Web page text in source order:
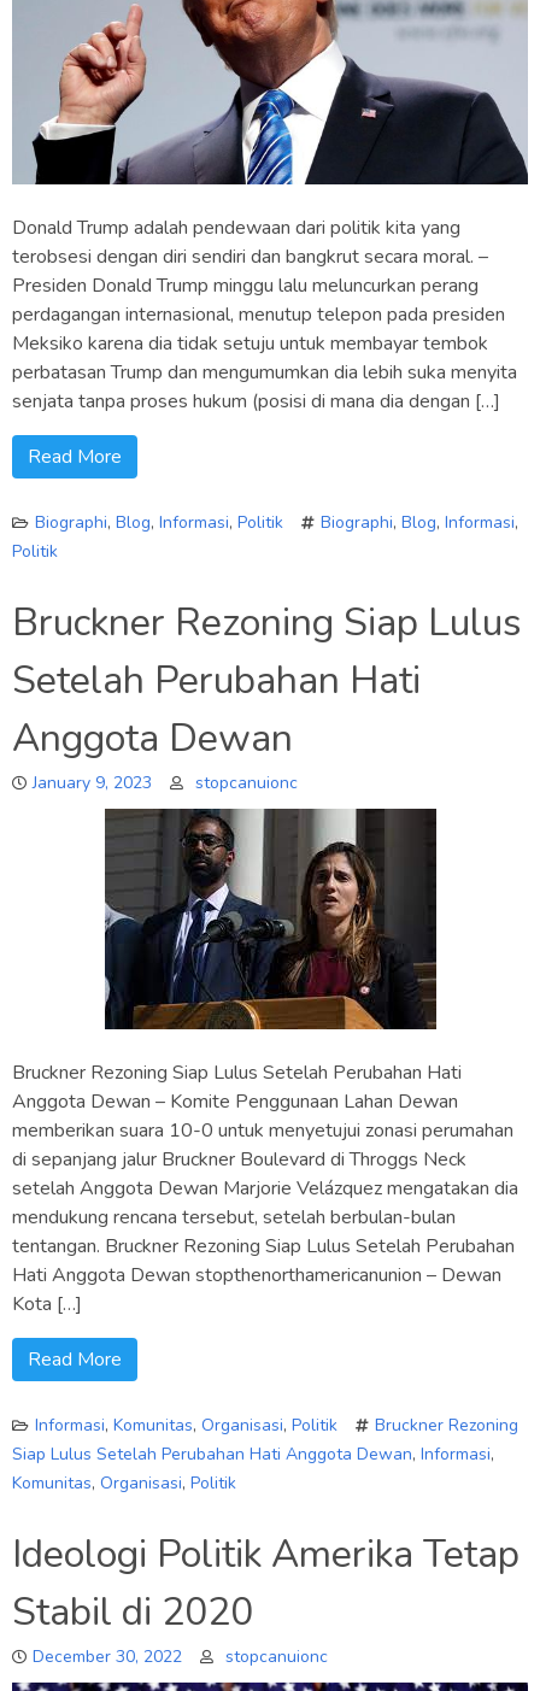
Donald Trump adalah pendewaan dari politik kita yang
terobsesi dengan diri sendiri dan bangkrut secara moral. –
Presiden Donald Trump minggu lalu meluncurkan perang
perdagangan internasional, menutup telepon pada presiden
Meksiko karena dia tidak setuju untuk membayar tembok
perbatasan Trump dan mengumumkan dia lebih suka menyita
senjata tanpa proses hukum (posisi di mana dia dengan […]
Read More
Biographi, Blog, Informasi, Politik Biographi, Blog, Informasi,
Politik
Bruckner Rezoning Siap Lulus
Setelah Perubahan Hati
Anggota Dewan
January 9, 2023 stopcanuionc
Bruckner Rezoning Siap Lulus Setelah Perubahan Hati
Anggota Dewan – Komite Penggunaan Lahan Dewan
memberikan suara 10-0 untuk menyetujui zonasi perumahan
di sepanjang jalur Bruckner Boulevard di Throggs Neck
setelah Anggota Dewan Marjorie Velázquez mengatakan dia
mendukung rencana tersebut, setelah berbulan-bulan
tentangan. Bruckner Rezoning Siap Lulus Setelah Perubahan
Hati Anggota Dewan stopthenorthamericanunion – Dewan
Kota […]
Read More
Informasi, Komunitas, Organisasi, Politik
Bruckner Rezoning
Siap Lulus Setelah Perubahan Hati Anggota Dewan, Informasi,
Komunitas, Organisasi, Politik
Ideologi Politik Amerika Tetap
Stabil di 2020
December 30, 2022 stopcanuionc